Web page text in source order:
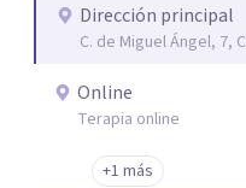
además con un servicio
trabajo de "Terapia del
Dirección principal
C. de Miguel Ángel, 7,
Online
Terapia online
+1 más